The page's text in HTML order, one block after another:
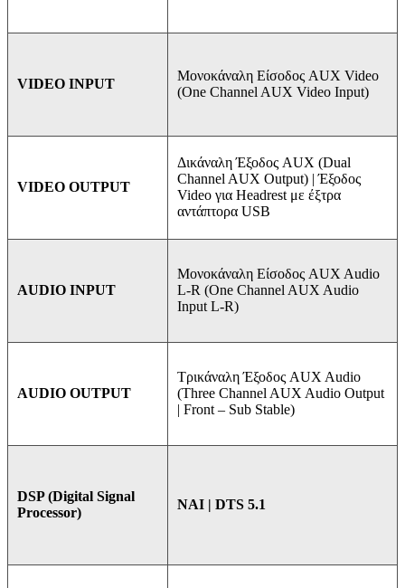
VIDEO INPUT
Μονοκάναλη Είσοδος AUX Video
(One Channel AUX Video Input)
VIDEO OUTPUT
Δικάναλη Έξοδος AUX (Dual
Channel AUX Output) | Έξοδος
Video για Headrest με έξτρα
αντάπτορα USB
AUDIO INPUT
Μονοκάναλη Είσοδος AUX Audio
L-R (One Channel AUX Audio
Input L-R)
AUDIO OUTPUT
Τρικάναλη Έξοδος AUX Audio
(Three Channel AUX Audio Output
| Front – Sub Stable)
DSP (Digital Signal
Processor)
ΝΑΙ | DTS 5.1